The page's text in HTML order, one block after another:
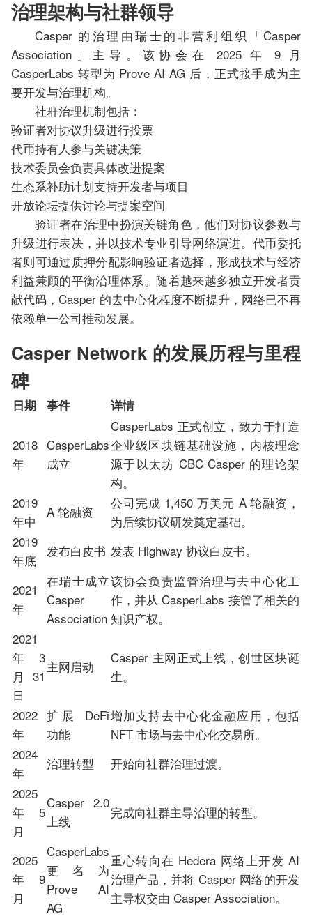
治理架构与社群领导
Casper 的治理由瑞士的非营利组织「Casper
Association」主导。该协会在 2025 年 9 月
CasperLabs 转型为 Prove AI AG 后，正式接手成为主
要开发与治理机构。
社群治理机制包括：
验证者对协议升级进行投票
代币持有人参与关键决策
技术委员会负责具体改进提案
生态系补助计划支持开发者与项目
开放论坛提供讨论与提案空间
验证者在治理中扮演关键角色，他们对协议参数与
升级进行表决，并以技术专业引导网络演进。代币委托
者则可通过质押分配影响验证者选择，形成技术与经济
利益兼顾的平衡治理体系。随着越来越多独立开发者贡
献代码，Casper 的去中心化程度不断提升，网络已不再
依赖单一公司推动发展。
Casper Network 的发展历程与里程
碑
日期 事件 详情
2018
年
CasperLabs
成立
CasperLabs 正式创立，致力于打造
企业级区块链基础设施，内核理念
源于以太坊 CBC Casper 的理论架
构。
2019
年中
A 轮融资
公司完成 1,450 万美元 A 轮融资，
为后续协议研发奠定基础。
2019
年底
发布白皮书 发表 Highway 协议白皮书。
2021
年
在瑞士成立
Casper
Association
该协会负责监管治理与去中心化工
作，并从 CasperLabs 接管了相关的
知识产权。
2021
年 3
月 31
日
主网启动
Casper 主网正式上线，创世区块诞
生。
2022
年
扩展 DeFi
功能
增加支持去中心化金融应用，包括
NFT 市场与去中心化交易所。
2024
年
治理转型
开始向社群治理过渡。
2025
年 5
月
Casper 2.0
上线
完成向社群主导治理的转型。
2025
年 9
月
CasperLabs
更名为
Prove AI
AG
重心转向在 Hedera 网络上开发 AI
治理产品，并将 Casper 网络的开发
主导权交由 Casper Association。